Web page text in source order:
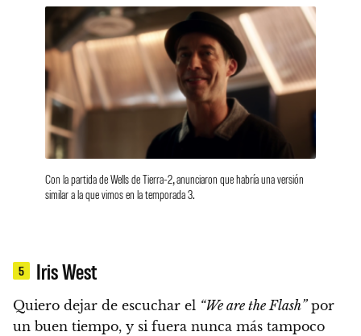
Con la partida de Wells de Tierra-2, anunciaron que habría una versión
similar a la que vimos en la temporada 3.
5 Iris West
Quiero dejar de escuchar el “We are the Flash”por
un buen tiempo, y si fuera nunca más tampoco